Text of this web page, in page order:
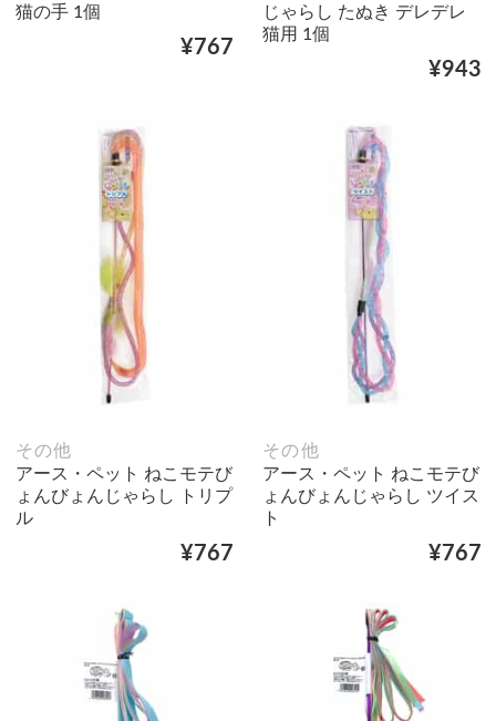
猫の手 1個
¥767
じゃらし たぬき デレデレ
猫用 1個
¥943
その他
アース・ペット ねこモテび
ょんびょんじゃらし トリプ
ル
¥767
その他
アース・ペット ねこモテび
ょんびょんじゃらし ツイス
ト
¥767